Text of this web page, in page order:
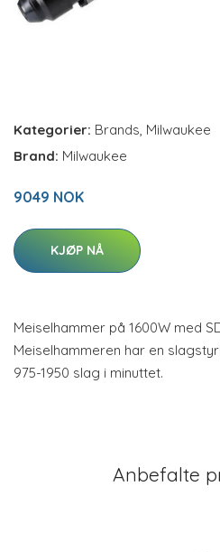
Kategorier: Brands, Milwaukee
Brand: Milwaukee
9049 NOK
KJØP NÅ
Meiselhammer på 1600W med
Meiselhammeren har en
975-1950 slag i minuttet.
Anbefalte